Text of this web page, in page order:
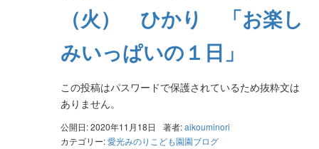
（火） ひかり 「お楽し
みいっぱいの１日」
この投稿はパスワードで保護されているため抜粋文は
ありません。
公開日: 2020年11月18日 著者:aikouminori
カテゴリー:愛光みのりこども園園ブログ